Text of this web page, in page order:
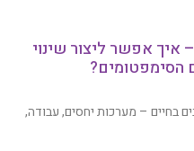
איך אפשר ליצור שינוי
הסימפטומים?
בחיים – מערכות יחסים, עבודה,